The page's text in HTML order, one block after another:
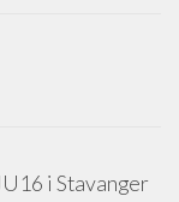
i Stavanger